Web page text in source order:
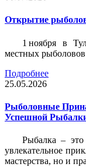
Открытие
1 ноября в
местных
Подробнее
25.05.2026
Рыболовные
Успешной
Рыбалка –
увлекательное
мастерства, но и